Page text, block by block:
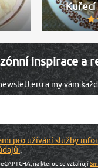
Kuřecí
inspirace a
a my vám
pro užívání služby
.
na kterou se vztahují